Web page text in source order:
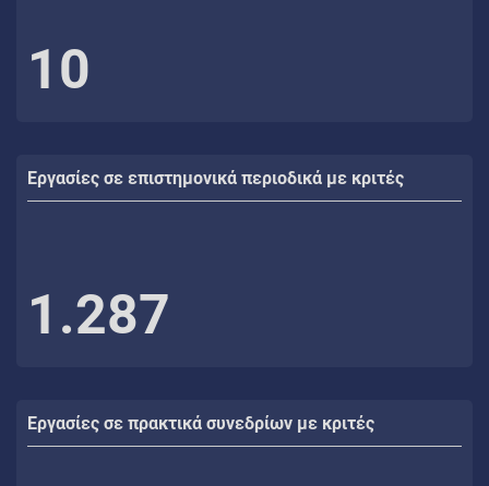
10
Εργασίες σε επιστημονικά περιοδικά με κριτές
1.287
Εργασίες σε πρακτικά συνεδρίων με κριτές